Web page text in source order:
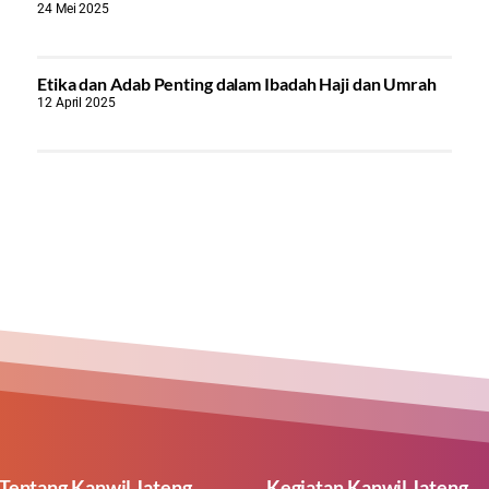
24 Mei 2025
Etika dan Adab Penting dalam Ibadah Haji dan Umrah
12 April 2025